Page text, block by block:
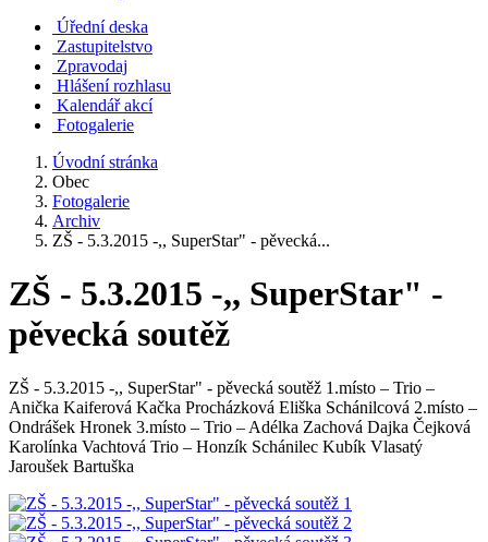
Úřední deska
Zastupitelstvo
Zpravodaj
Hlášení rozhlasu
Kalendář akcí
Fotogalerie
Úvodní stránka
Obec
Fotogalerie
Archiv
ZŠ - 5.3.2015 -,, SuperStar" - pěvecká...
ZŠ - 5.3.2015 -,, SuperStar" -
pěvecká soutěž
ZŠ - 5.3.2015 -,, SuperStar" - pěvecká soutěž 1.místo – Trio –
Anička Kaiferová Kačka Procházková Eliška Schánilcová 2.místo –
Ondrášek Hronek 3.místo – Trio – Adélka Zachová Dajka Čejková
Karolínka Vachtová Trio – Honzík Schánilec Kubík Vlasatý
Jaroušek Bartuška